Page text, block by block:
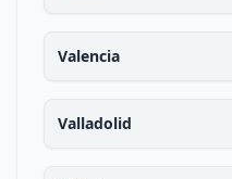
Valencia
Valladolid